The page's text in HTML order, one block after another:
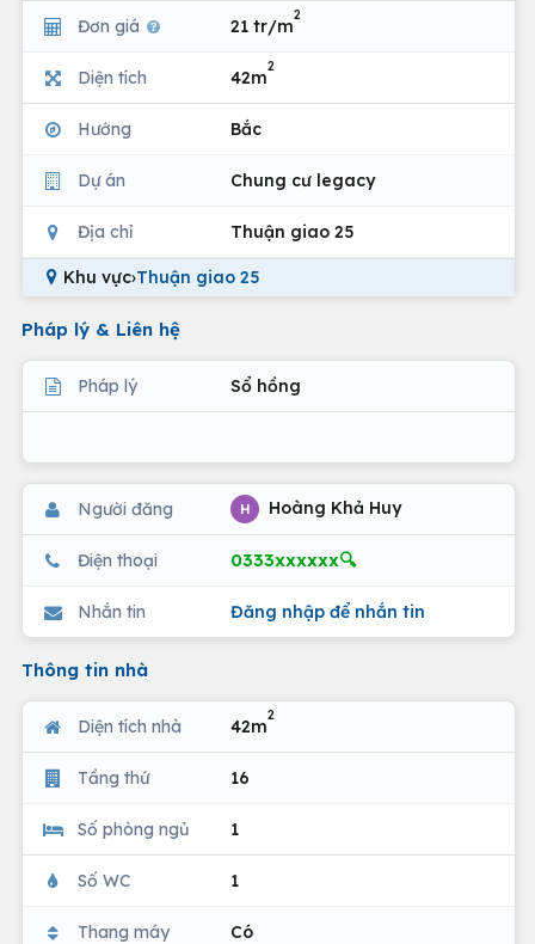
Đơn giá 21 tr/m
2
Diện tích 42m
2
Hướng Bắc
Dự án Chung cư legacy
Địa chỉ Thuận giao 25
Khu vực›Thuận giao 25
Pháp lý & Liên hệ
Pháp lý Sổ hồng
Người đăng H Hoàng Khả Huy
Điện thoại 0333xxxxxx🔍
Nhắn tin Đăng nhập để nhắn tin
Thông tin nhà
Diện tích nhà 42m
2
Tầng thứ 16
Số phòng ngủ 1
Số WC 1
Thang máy Có